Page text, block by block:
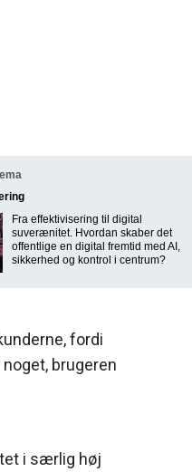
Fra effektivisering til digital
suverænitet. Hvordan skaber det
offentlige en digital fremtid med AI,
sikkerhed og kontrol i centrum?
fordi
brugeren
i særlig høj